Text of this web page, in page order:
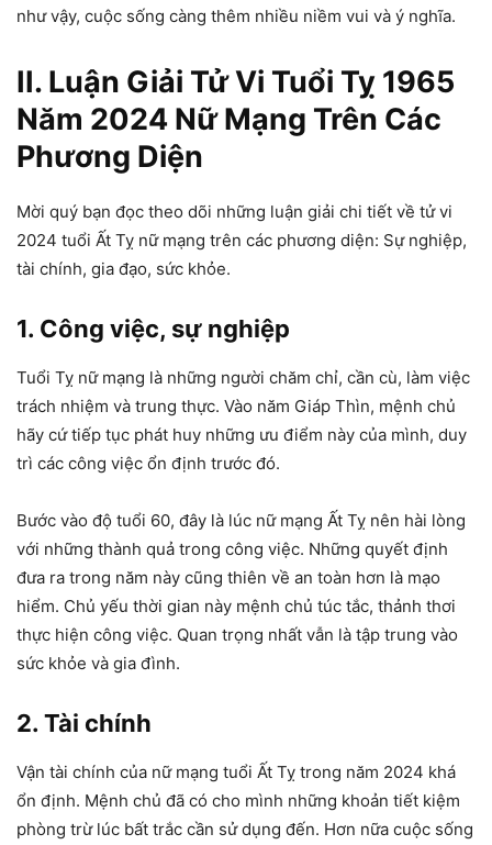
như vậy, cuộc sống càng thêm nhiều niềm vui và ý nghĩa.
II. Luận Giải Tử Vi Tuổi Tỵ 1965
Năm 2024 Nữ Mạng Trên Các
Phương Diện
Mời quý bạn đọc theo dõi những luận giải chi tiết về tử vi
2024 tuổi Ất Tỵ nữ mạng trên các phương diện: Sự nghiệp,
tài chính, gia đạo, sức khỏe.
1. Công việc, sự nghiệp
Tuổi Tỵ nữ mạng là những người chăm chỉ, cần cù, làm việc
trách nhiệm và trung thực. Vào năm Giáp Thìn, mệnh chủ
hãy cứ tiếp tục phát huy những ưu điểm này của mình, duy
trì các công việc ổn định trước đó.
Bước vào độ tuổi 60, đây là lúc nữ mạng Ất Tỵ nên hài lòng
với những thành quả trong công việc. Những quyết định
đưa ra trong năm này cũng thiên về an toàn hơn là mạo
hiểm. Chủ yếu thời gian này mệnh chủ túc tắc, thảnh thơi
thực hiện công việc. Quan trọng nhất vẫn là tập trung vào
sức khỏe và gia đình.
2. Tài chính
Vận tài chính của nữ mạng tuổi Ất Tỵ trong năm 2024 khá
ổn định. Mệnh chủ đã có cho mình những khoản tiết kiệm
phòng trừ lúc bất trắc cần sử dụng đến. Hơn nữa cuộc sống